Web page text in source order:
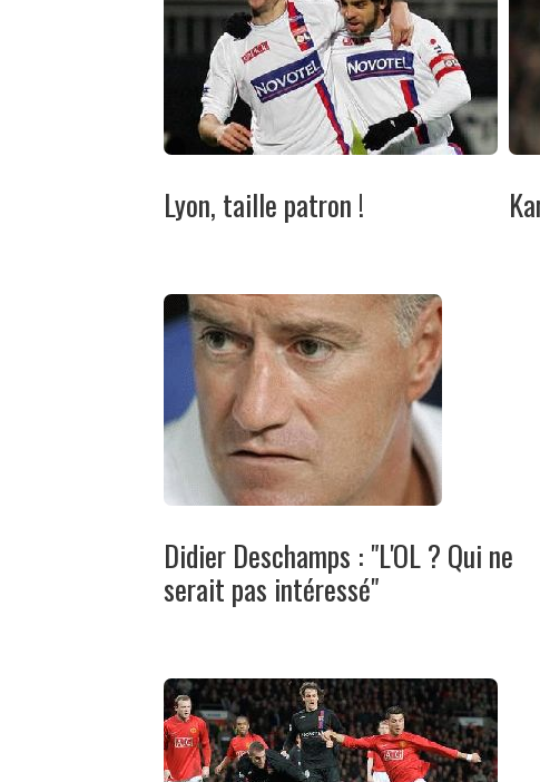
Lyon, taille patron !
Didier Deschamps : "L'OL ? Qui ne
serait pas intéressé"